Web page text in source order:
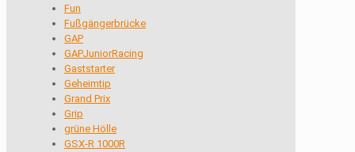
Fun
Fußgängerbrücke
GAP
GAPJuniorRacing
Gaststarter
Geheimtip
Grand Prix
Grip
grüne Hölle
GSX-R 1000R